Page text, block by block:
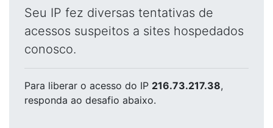
Seu IP fez diversas tentativas de
acessos suspeitos a sites hospedados
conosco.
Para liberar o acesso do IP 216.73.217.38,
responda ao desafio abaixo.